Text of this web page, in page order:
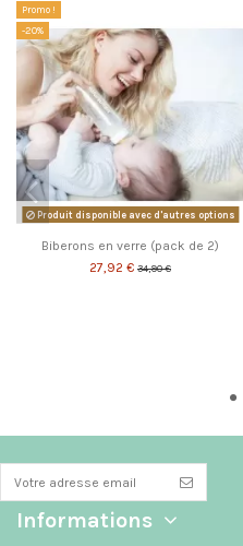
Promo !
-20%
Produit disponible avec d'autres options
Biberons en verre (pack de 2)
27,92 € 34,90 €
Informations